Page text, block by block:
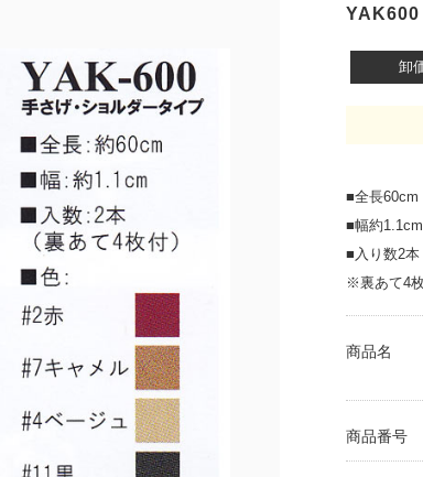
YAK600
卸
■全長60cm
■幅約1.1cm
■入り数2本
※裏あて4
商品名
商品番号